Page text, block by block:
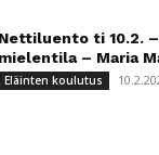
Nettiluento ti 10.2.
mielentila – Maria
Eläinten koulutus